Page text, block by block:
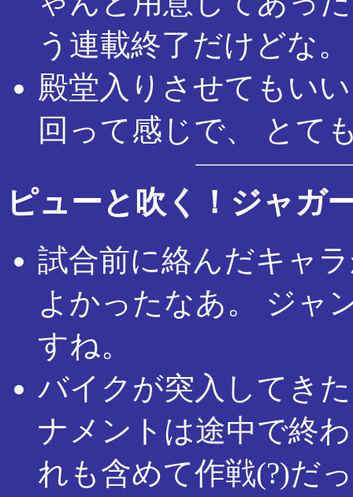
う連載終了だけどな。
殿堂入りさせてもい
回って感じで、 とて
ピューと吹く！ジャガ
試合前に絡んだキャ
よかったなあ。 ジャ
すね。
バイクが突入してき
ナメントは途中で終
れも含めて作戦(?)だ